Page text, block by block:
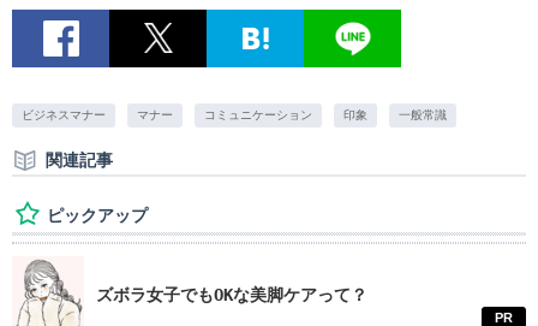
ビジネスマナー マナー コミュニケーション 印象 一般常識
関連記事
ピックアップ
ズボラ女子でもOKな美脚ケアって？
PR